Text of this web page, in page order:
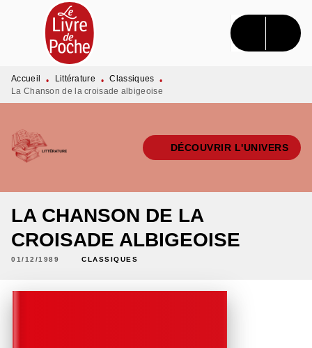
MENU RECHERCHE CONTENU
PIED DE PAGE
Accueil • Littérature • Classiques
•
La Chanson de la croisade albigeoise
DÉCOUVRIR L'UNIVERS
LA CHANSON DE LA
CROISADE ALBIGEOISE
01/12/1989 CLASSIQUES